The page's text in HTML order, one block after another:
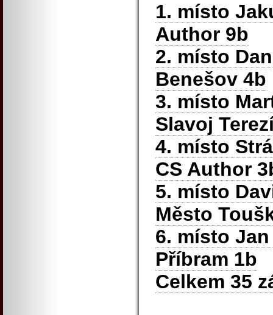
1. místo
Author 9b
2. místo
Benešov 4b
3. místo
Slavoj
4. místo
CS Author
5. místo
Město
6. místo
Příbram 1b
Celkem 35